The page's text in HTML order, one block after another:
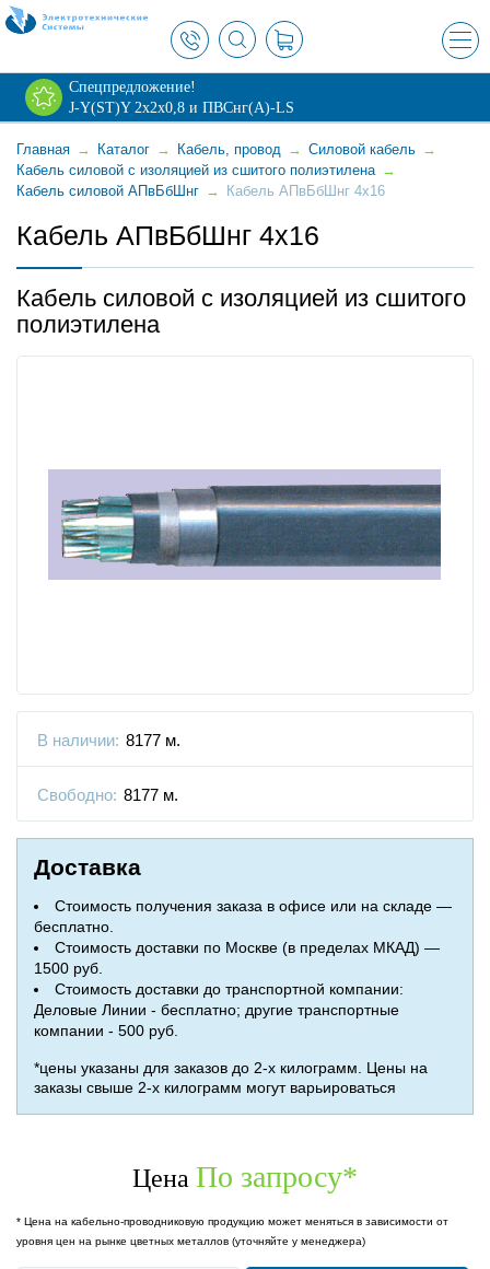
×
Спецпредложение!
J-Y(ST)Y 2х2х0,8 и ПВСнг(А)-LS
Главная → Каталог → Кабель, провод → Силовой кабель →
Кабель силовой с изоляцией из сшитого полиэтилена →
Кабель силовой АПвБбШнг → Кабель АПвБбШнг 4x16
Кабель АПвБбШнг 4x16
Кабель силовой с изоляцией из сшитого
полиэтилена
В наличии: 8177 м.
Свободно: 8177 м.
Доставка
Стоимость получения заказа в офисе или на складе —
бесплатно.
Стоимость доставки по Москве (в пределах МКАД) —
1500 руб.
Стоимость доставки до транспортной компании:
Деловые Линии - бесплатно; другие транспортные
компании - 500 руб.
*цены указаны для заказов до 2-х килограмм. Цены на
заказы свыше 2-х килограмм могут варьироваться
Цена По запросу*
* Цена на кабельно-проводниковую продукцию может меняться в зависимости от
уровня цен на рынке цветных металлов (уточняйте у менеджера)